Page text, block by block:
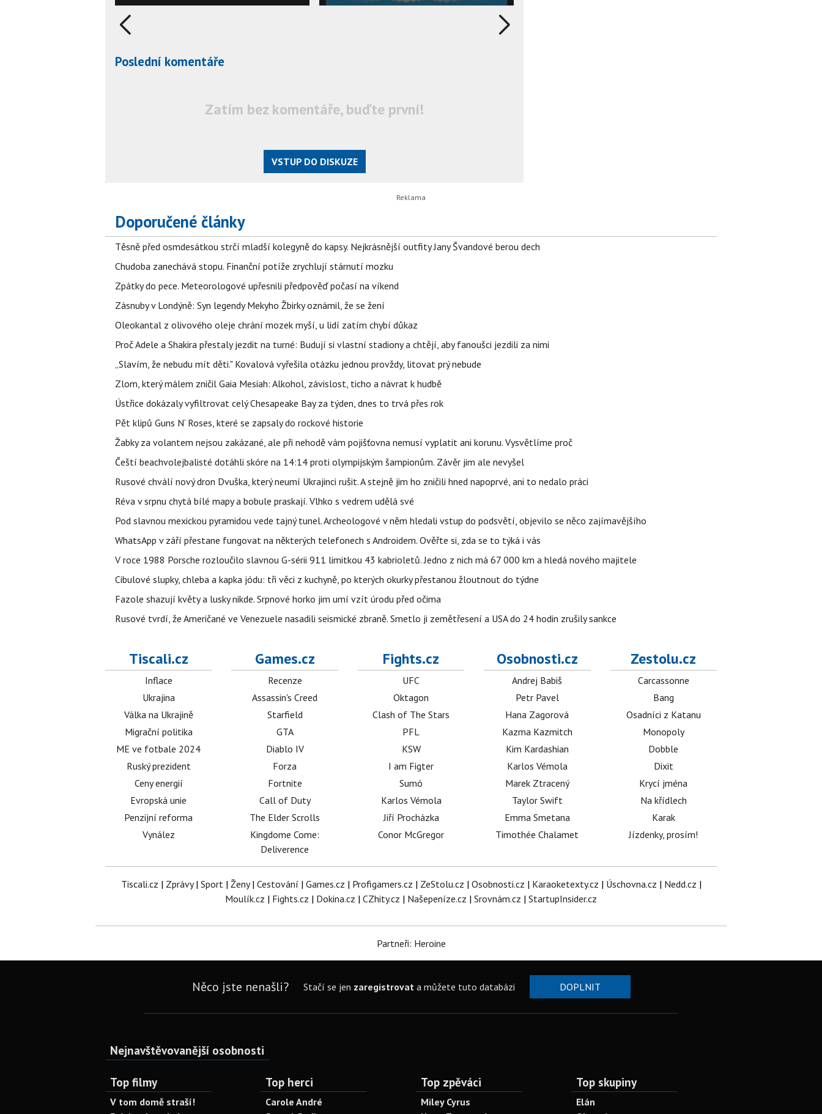
Poslední komentáře
Zatím bez komentáře, buďte první!
VSTUP DO DISKUZE
Doporučené články
Těsně před osmdesátkou strčí mladší kolegyně do kapsy. Nejkrásnější outfity Jany Švandové berou dech
Chudoba zanechává stopu. Finanční potíže zrychlují stárnutí mozku
Zpátky do pece. Meteorologové upřesnili předpověď počasí na víkend
Zásnuby v Londýně: Syn legendy Mekyho Žbirky oznámil, že se žení
Oleokantal z olivového oleje chrání mozek myší, u lidí zatím chybí důkaz
Proč Adele a Shakira přestaly jezdit na turné: Budují si vlastní stadiony a chtějí, aby fanoušci jezdili za nimi
„Slavím, že nebudu mít děti." Kovalová vyřešila otázku jednou provždy, litovat prý nebude
Zlom, který málem zničil Gaia Mesiah: Alkohol, závislost, ticho a návrat k hudbě
Ústřice dokázaly vyfiltrovat celý Chesapeake Bay za týden, dnes to trvá přes rok
Pět klipů Guns N‘ Roses, které se zapsaly do rockové historie
Žabky za volantem nejsou zakázané, ale při nehodě vám pojišťovna nemusí vyplatit ani korunu. Vysvětlíme proč
Čeští beachvolejbalisté dotáhli skóre na 14:14 proti olympijským šampionům. Závěr jim ale nevyšel
Rusové chválí nový dron Dvuška, který neumí Ukrajinci rušit. A stejně jim ho zničili hned napoprvé, ani to nedalo práci
Réva v srpnu chytá bílé mapy a bobule praskají. Vlhko s vedrem udělá své
Pod slavnou mexickou pyramidou vede tajný tunel. Archeologové v něm hledali vstup do podsvětí, objevilo se něco zajímavějšího
WhatsApp v září přestane fungovat na některých telefonech s Androidem. Ověřte si, zda se to týká i vás
V roce 1988 Porsche rozloučilo slavnou G-sérii 911 limitkou 43 kabrioletů. Jedno z nich má 67 000 km a hledá nového majitele
Cibulové slupky, chleba a kapka jódu: tři věci z kuchyně, po kterých okurky přestanou žloutnout do týdne
Fazole shazují květy a lusky nikde. Srpnové horko jim umí vzít úrodu před očima
Rusové tvrdí, že Američané ve Venezuele nasadili seismické zbraně. Smetlo ji zemětřesení a USA do 24 hodin zrušily sankce
Tiscali.cz
Inflace
Ukrajina
Válka na Ukrajině
Migrační politika
ME ve fotbale 2024
Ruský prezident
Ceny energií
Evropská unie
Penzijní reforma
Vynález
Games.cz
Recenze
Assassin's Creed
Starfield
GTA
Diablo IV
Forza
Fortnite
Call of Duty
The Elder Scrolls
Kingdome Come:
Deliverence
Fights.cz
UFC
Oktagon
Clash of The Stars
PFL
KSW
I am Figter
Sumó
Karlos Vémola
Jiří Procházka
Conor McGregor
Osobnosti.cz
Andrej Babiš
Petr Pavel
Hana Zagorová
Kazma Kazmitch
Kim Kardashian
Karlos Vémola
Marek Ztracený
Taylor Swift
Emma Smetana
Timothée Chalamet
Zestolu.cz
Carcassonne
Bang
Osadníci z Katanu
Monopoly
Dobble
Dixit
Krycí jména
Na křídlech
Karak
Jízdenky, prosím!
Tiscali.cz | Zprávy| Sport| Ženy| Cestování | Games.cz | Profigamers.cz | ZeStolu.cz | Osobnosti.cz | Karaoketexty.cz | Úschovna.cz | Nedd.cz |
Moulík.cz | Fights.cz | Dokina.cz | CZhity.cz | Našepeníze.cz | Srovnám.cz | StartupInsider.cz
Partneři: Heroine
Něco jste nenašli? Stačí se jen zaregistrovata můžete tuto databázi DOPLNIT
Nejnavštěvovanější osobnosti
Top filmy
V tom domě straší!
Top herci
Carole André
Top zpěváci
Miley Cyrus
Top skupiny
Elán